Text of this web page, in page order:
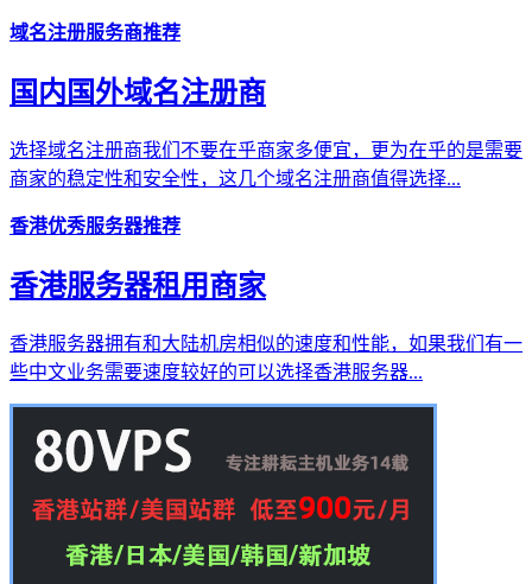
域名注册服务商推荐
国内国外域名注册商
选择域名注册商我们不要在乎商家多便宜，更为在乎的是需要
商家的稳定性和安全性，这几个域名注册商值得选择...
香港优秀服务器推荐
香港服务器租用商家
香港服务器拥有和大陆机房相似的速度和性能，如果我们有一
些中文业务需要速度较好的可以选择香港服务器...